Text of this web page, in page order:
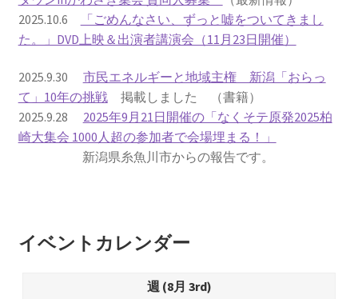
書籍
2022.12.29 原発事故と甲状腺がん
2023.1.26 「脱原発」成長論
2023.2.7 いまこそ私は原発に反対します
南海トラフ巨大地震でも原発は大丈夫と言う人々
2025.9.30 市民エネルギーと地域主権
2025.10.6
「ごめんなさい、ずっと嘘をついてきまし
た。」DVD上映＆出演者講演会（11月23日開催）
2025.9.30 市民エネルギーと地域主権 新潟「おらっ
て」10年の挑戦掲載しました （書籍）
2025.9.28 2025年9月21日開催の「なくそテ原発2025柏
崎大集会 1000人超の参加者で会場埋まる！」
新潟県糸魚川市からの報告です。
イベントカレンダー
週 (8月 3rd)